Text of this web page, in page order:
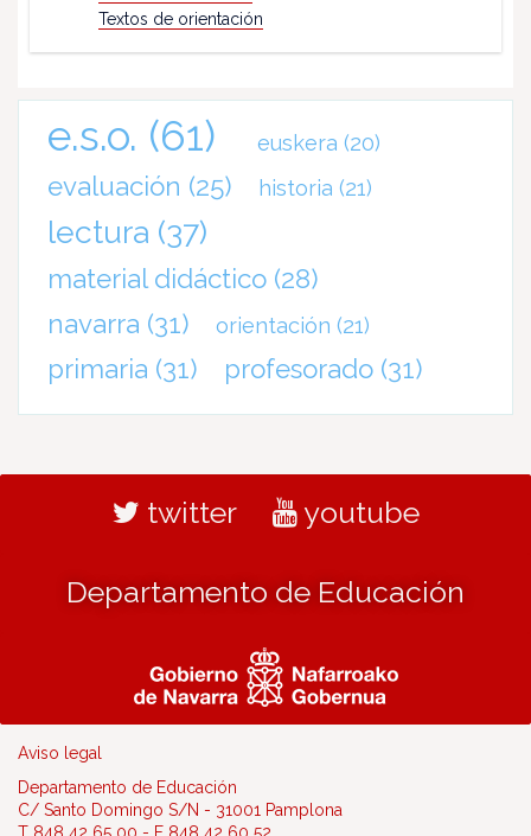
Textos de orientación
e.s.o. (61) euskera (20)
evaluación (25) historia (21)
lectura (37)
material didáctico (28)
navarra (31) orientación (21)
primaria (31) profesorado (31)
twitter youtube
Departamento de Educación
Aviso legal
Departamento de Educación
C/ Santo Domingo S/N - 31001 Pamplona
T 848 42 65 00 - F 848 42 60 52